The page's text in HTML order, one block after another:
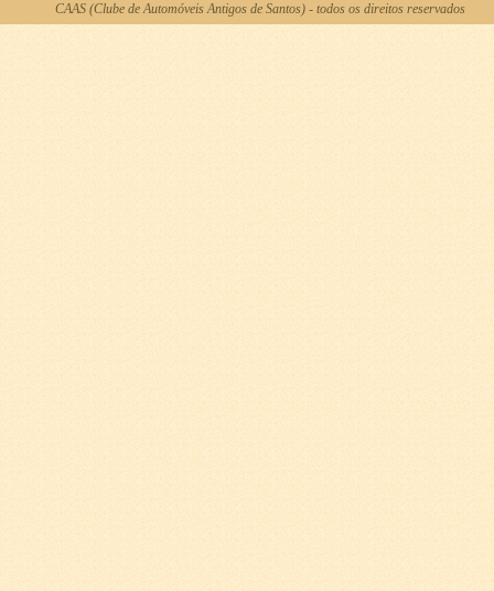
CAAS (Clube de Automóveis Antigos de Santos) - todos os direitos reservados